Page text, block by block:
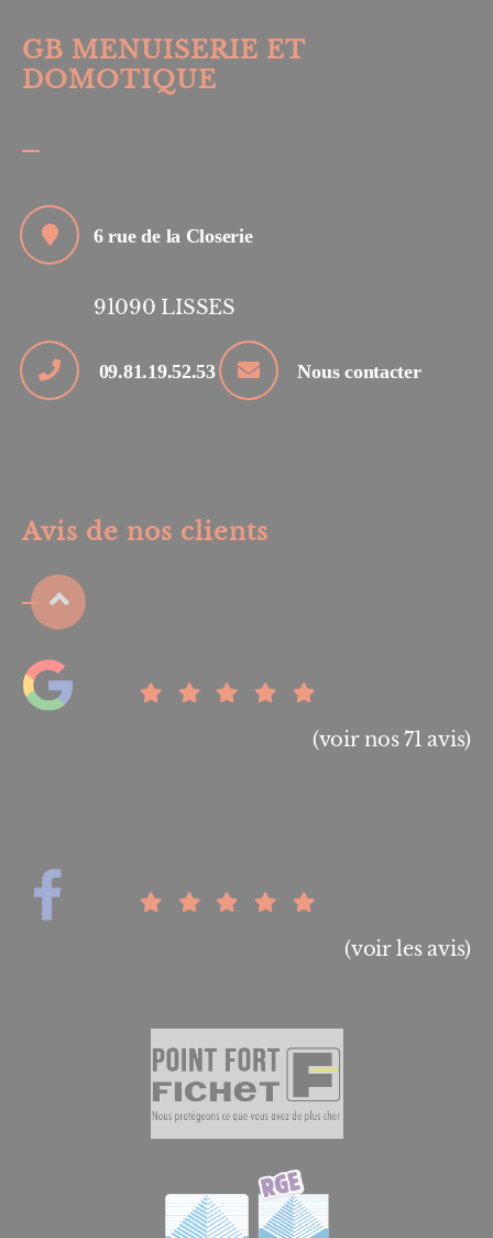
GB MENUISERIE ET
DOMOTIQUE
6 rue de la Closerie
91090 LISSES
09.81.19.52.53 Nous contacter
Avis de nos clients
(voir nos 71 avis)
(voir les avis)